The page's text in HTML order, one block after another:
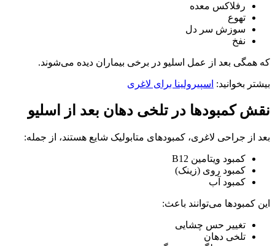
رفلاکس معده
تهوع
سوزش سر دل
نفخ
که همگی بعد از عمل اسلیو در برخی بیماران دیده می‌شوند.
بیشتر بخوانید: اسپیرولینا برای لاغری
نقش کمبودها در تلخی دهان بعد از اسلیو
بعد از جراحی لاغری، کمبودهای متابولیک شایع هستند، از جمله:
کمبود ویتامین B12
کمبود روی (زینک)
کمبود آب
این کمبودها می‌توانند باعث:
تغییر حس چشایی
تلخی دهان